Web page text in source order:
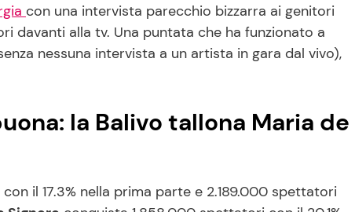
con una intervista parecchio bizzarra ai genitori
davanti alla tv. Una puntata che ha funzionato a
nessuna intervista a un artista in gara dal vivo),
la Balivo tallona Maria de
il 17.3% nella prima parte e 2.189.000 spettatori